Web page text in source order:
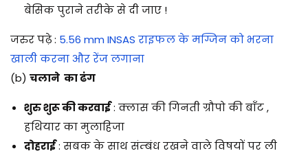
बेसिक पुराने तरीके से दी जाए !
जरुर पढ़े : 5.56 mm INSAS राइफल के मग्जिन को भरना
खाली करना और रेंज लगाना
(b) चलाने का ढंग
शुरु शुरू की करवाई: क्लास की गिनती ग्रौपो की बाँट ,
हथियार का मुलाहिजा
दोहराई: सबक के साथ संम्बंध रखने वाले विषयों पर ली